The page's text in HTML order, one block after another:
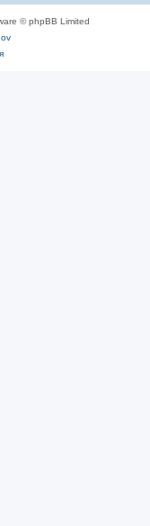
© phpBB Limited